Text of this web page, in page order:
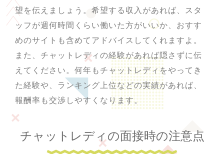
望を伝えましょう。希望する収入があれば、スタ
ッフが週何時間くらい働いた方がいいか、おすす
めのサイトも含めてアドバイスしてくれますよ。
また、チャットレディの経験があれば隠さずに伝
えてください。何年もチャットレディをやってき
た経験や、ランキング上位などの実績があれば、
報酬率も交渉しやすくなります。
チャットレディの面接時の注意点